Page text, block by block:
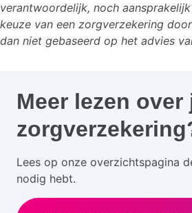
verantwoordelijk, noch
keuze van een zorgverzekering
dan niet gebaseerd op het advies
Meer lezen over
Lees op onze overzichtspagina
nodig hebt.